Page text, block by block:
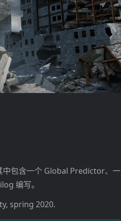
包含一个 Global Predictor、一
编写。
spring 2020.